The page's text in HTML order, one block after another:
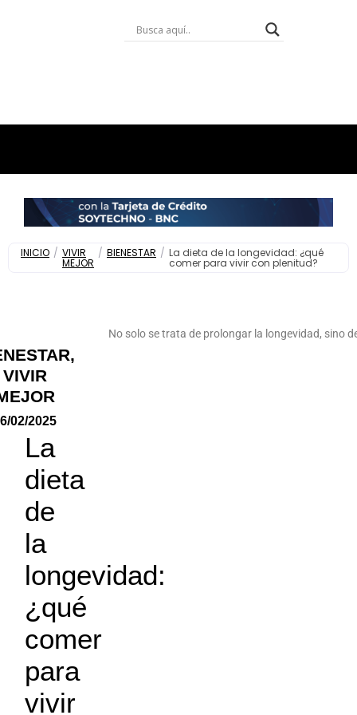
INICIO / VIVIR
MEJOR
/ BIENESTAR / La dieta de la longevidad: ¿qué
comer para vivir con plenitud?
,
VIVIR
02/2025
La
dieta
de
la
longevidad:
¿qué
comer
para
vivir
No solo se trata de prolongar la longevidad, sino